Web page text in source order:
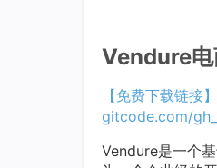
Vendure电
【免费下载链接
gitcode.com/
Vendure是一个